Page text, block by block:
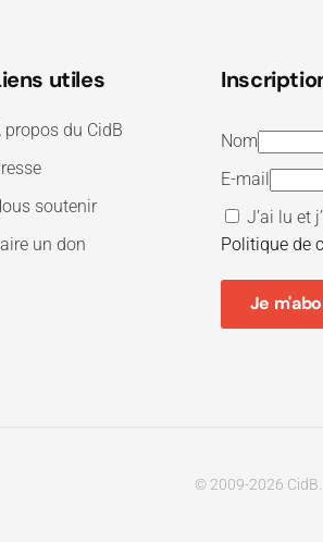
utiles
propos du CidB
soutenir
un don
Nom
E-mail
J’ai lu et
Politique de
Je
© 2009-2026